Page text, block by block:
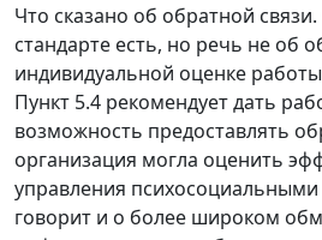
Что сказано об обратной связи.
стандарте есть, но речь не об
индивидуальной оценке
Пункт 5.4 рекомендует дать
возможность предоставлять
организация могла оценить
управления психосоциальными
говорит и о более широком